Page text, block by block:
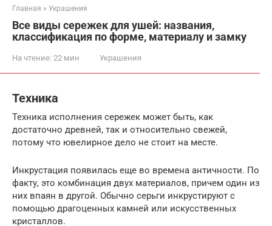
Главная » Украшения
Все виды сережек для ушей: названия,
классификация по форме, материалу и замку
На чтение: 22 мин Украшения
Техника
Техника исполнения сережек может быть, как
достаточно древней, так и относительно свежей,
потому что ювелирное дело не стоит на месте.
Инкрустация появилась еще во времена античности. По
факту, это комбинация двух материалов, причем один из
них впаян в другой. Обычно серьги инкрустируют с
помощью драгоценных камней или искусственных
кристаллов.